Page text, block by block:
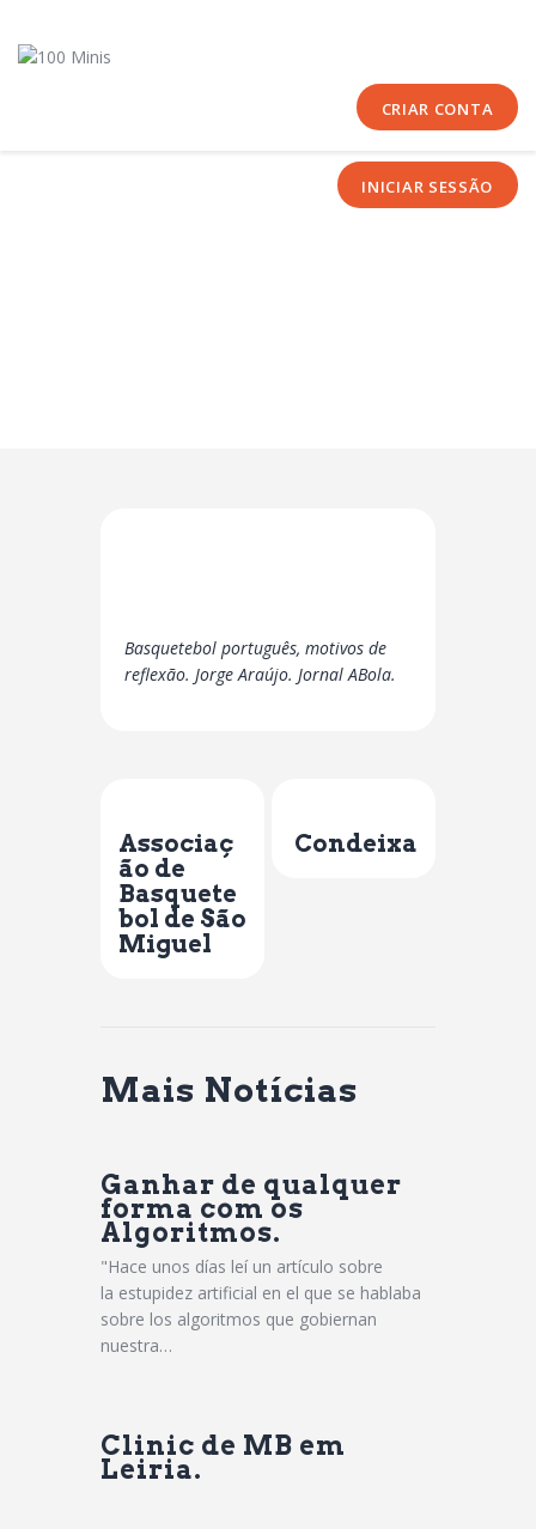
CRIAR CONTA
INICIAR SESSÃO
Sobre Nós
Basquetebol português, motivos de
reflexão. Jorge Araújo. Jornal ABola.
Associaç
ão de
Basquete
bol de São
Miguel
Condeixa
Mais Notícias
Ganhar de qualquer
forma com os
Algoritmos.
"Hace unos días leí un artículo sobre
la estupidez artificial en el que se hablaba
sobre los algoritmos que gobiernan
nuestra…
Clinic de MB em
Leiria.